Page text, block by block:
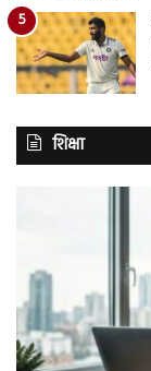
शिक्षा